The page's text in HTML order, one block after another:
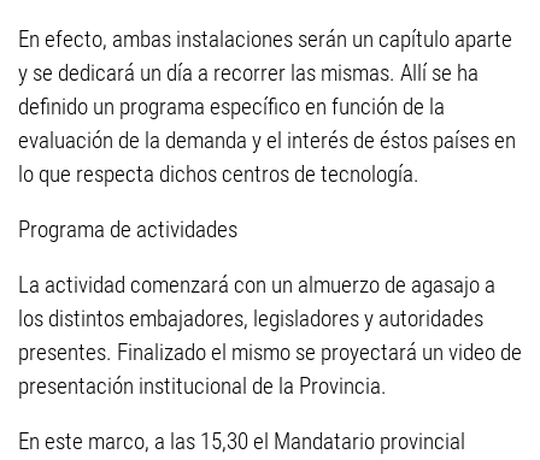
En efecto, ambas instalaciones serán un capítulo aparte
y se dedicará un día a recorrer las mismas. Allí se ha
definido un programa específico en función de la
evaluación de la demanda y el interés de éstos países en
lo que respecta dichos centros de tecnología.
Programa de actividades
La actividad comenzará con un almuerzo de agasajo a
los distintos embajadores, legisladores y autoridades
presentes. Finalizado el mismo se proyectará un video de
presentación institucional de la Provincia.
En este marco, a las 15,30 el Mandatario provincial